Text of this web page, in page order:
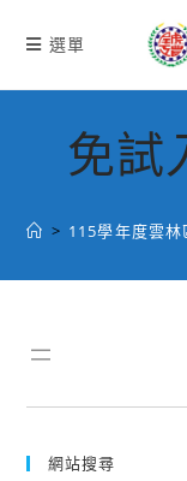
選單
免試
> 115學年度雲
網站搜尋